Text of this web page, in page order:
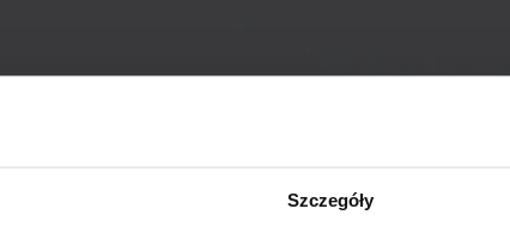
Szczegóły